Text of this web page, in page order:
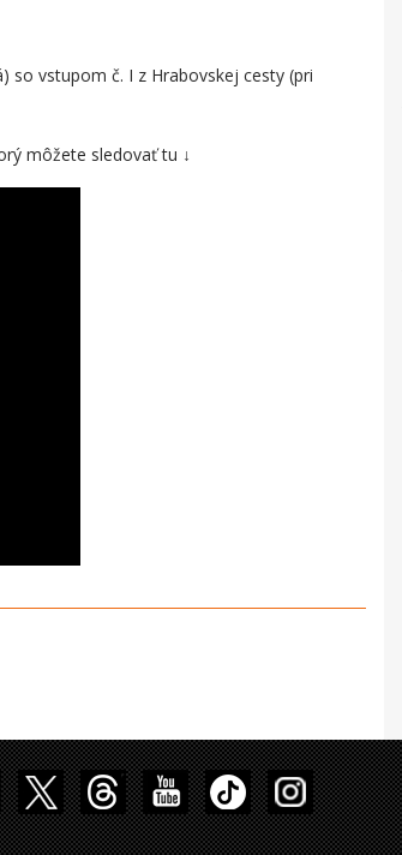
so vstupom č. I z Hrabovskej cesty (pri
môžete sledovať tu ↓